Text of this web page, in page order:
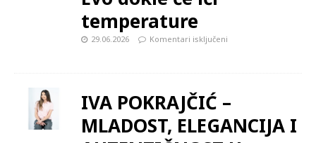
temperature
29.06.2026 Komentari isključeni
IVA POKRAJČIĆ –
MLADOST, ELEGANCIJA I